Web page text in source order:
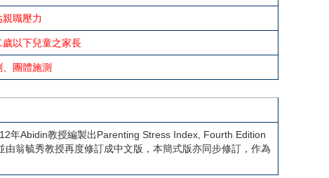
職壓力
歲以下兒童之家長
團體施測
年Abidin教授編製出Parenting Stress Index, Fourth Edition
翁毓秀教授再度修訂成中文版，本簡式版亦同步修訂，作為